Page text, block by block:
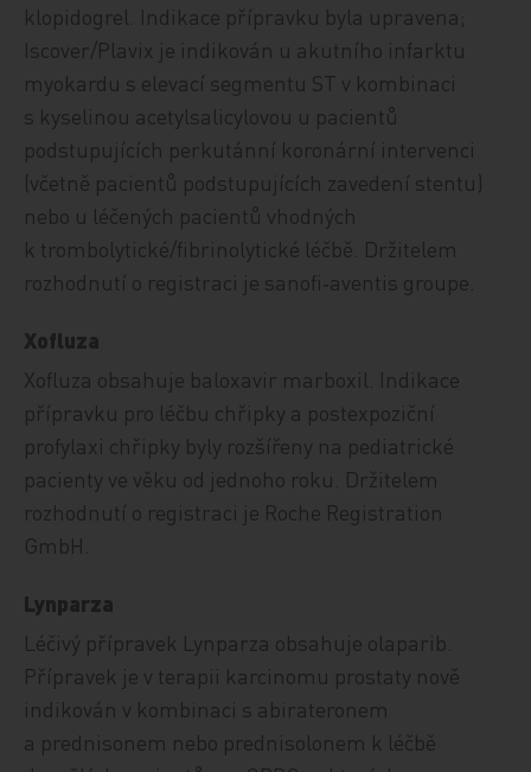
klopidogrel. Indikace přípravku byla upravena;
Iscover/Plavix je indikován u akutního infarktu
myokardu s elevací segmentu ST v kombinaci
s kyselinou acetylsalicylovou u pacientů
podstupujících perkutánní koronární intervenci
(včetně pacientů podstupujících zavedení stentu)
nebo u léčených pacientů vhodných
k trombolytické/fibrinolytické léčbě. Držitelem
rozhodnutí o registraci je sanofi‑aventis groupe.
Xofluza
Xofluza obsahuje baloxavir marboxil. Indikace
přípravku pro léčbu chřipky a postexpoziční
profylaxi chřipky byly rozšířeny na pediatrické
pacienty ve věku od jednoho roku. Držitelem
rozhodnutí o registraci je Roche Registration
GmbH.
Lynparza
Léčivý přípravek Lynparza obsahuje olaparib.
Přípravek je v terapii karcinomu prostaty nově
indikován v kombinaci s abirateronem
a prednisonem nebo prednisolonem k léčbě